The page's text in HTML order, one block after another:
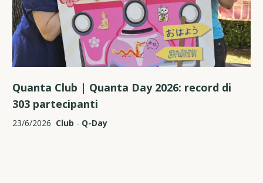
Quanta Club | Quanta Day 2026: record di
303 partecipanti
23/6/2026 Club - Q-Day